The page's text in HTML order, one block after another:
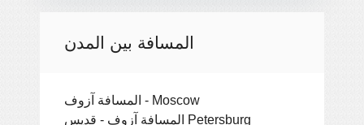
المسافة بين المدن
المسافة آزوف - Moscow
المسافة آزوف - قديس Petersburg